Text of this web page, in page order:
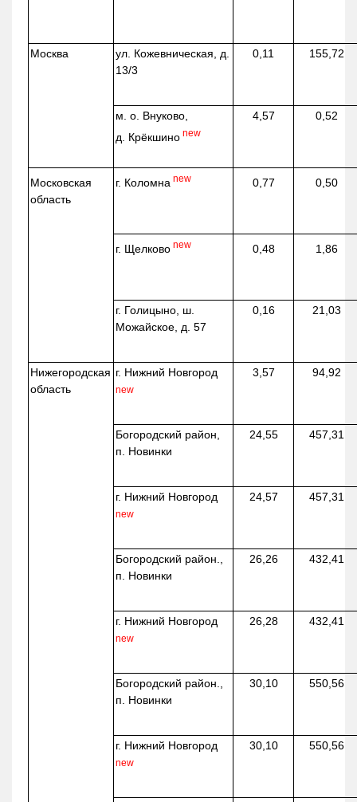
Москва ул. Кожевническая, д.
13/3
0,11 155,72
м. о. Внуково,
д. Крёкшино new
4,57 0,52
Московская
область
г. Коломна new 0,77 0,50
г. Щелково new 0,48 1,86
г. Голицыно, ш.
Можайское, д. 57
0,16 21,03
Нижегородская
область
г. Нижний Новгород
new
3,57 94,92
Богородский район,
п. Новинки
24,55 457,31
г. Нижний Новгород
new
24,57 457,31
Богородский район.,
п. Новинки
26,26 432,41
г. Нижний Новгород
new
26,28 432,41
Богородский район.,
п. Новинки
30,10 550,56
г. Нижний Новгород
new
30,10 550,56